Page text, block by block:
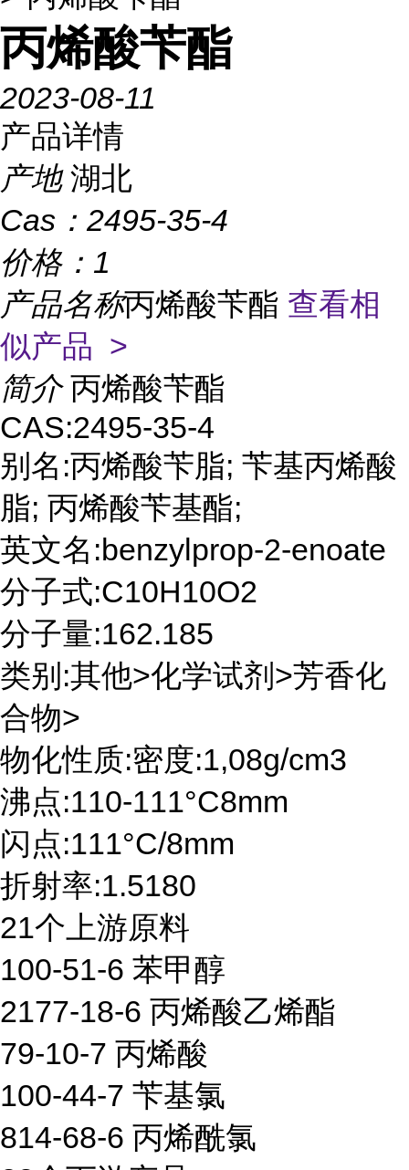
丙烯酸苄酯
2023-08-11
产品详情
产地 湖北
Cas： 2495-35-4
价格： 1
产品名称丙烯酸苄酯 查看相
似产品 >
简介 丙烯酸苄酯
CAS:2495-35-4
别名:丙烯酸苄脂; 苄基丙烯酸
脂; 丙烯酸苄基酯;
英文名:benzylprop-2-enoate
分子式:C10H10O2
分子量:162.185
类别:其他>化学试剂>芳香化
合物>
物化性质:密度:1,08g/cm3
沸点:110-111°C8mm
闪点:111°C/8mm
折射率:1.5180
21个上游原料
100-51-6 苯甲醇
2177-18-6 丙烯酸乙烯酯
79-10-7 丙烯酸
100-44-7 苄基氯
814-68-6 丙烯酰氯